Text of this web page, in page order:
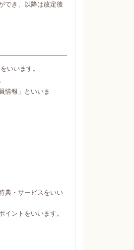
でき、以降は改定後
いいます。
情報」といいま
典・サービスをいい
ントをいいます。